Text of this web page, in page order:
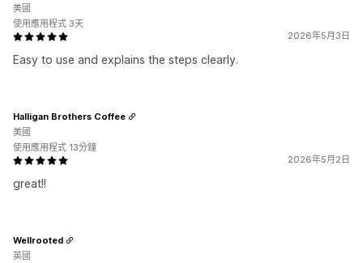
2026年5月3日
Easy to use and explains the steps clearly.
美國
使用應用程式 3天
2026年5月2日
great!!
Halligan Brothers Coffee
美國
使用應用程式 13分鐘
Wellrooted
英國